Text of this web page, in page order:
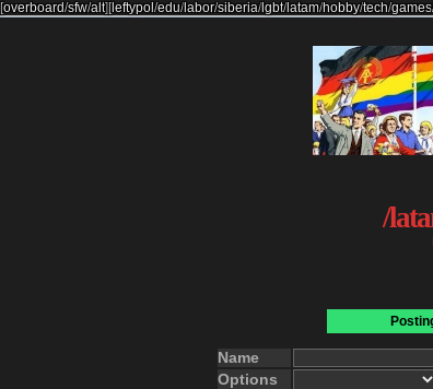
[overboard/sfw/alt] [leftypol /edu/labor/siberia/lgbt/latam/hobby/tech/games
/
Name
Options